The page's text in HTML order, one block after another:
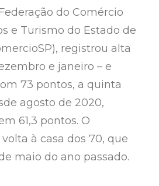
do Comércio
e Turismo do Estado de
registrou alta
e janeiro – e
73 pontos, a quinta
agosto de 2020,
61,3 pontos. O
à casa dos 70, que
maio do ano passado.